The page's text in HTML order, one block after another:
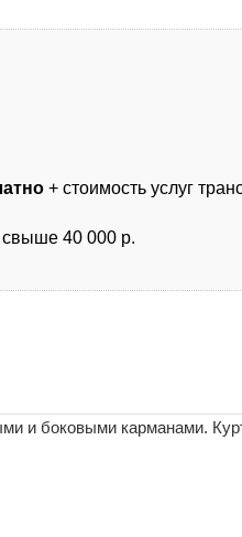
+ стоимость услуг
свыше 40 000 р.
и боковыми карманами.